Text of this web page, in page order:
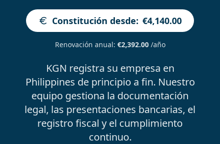
Constitución desde: €4,140.00
Renovación anual: €2,392.00 /año
KGN registra su empresa en
Philippines de principio a fin. Nuestro
equipo gestiona la documentación
legal, las presentaciones bancarias, el
registro fiscal y el cumplimiento
continuo.